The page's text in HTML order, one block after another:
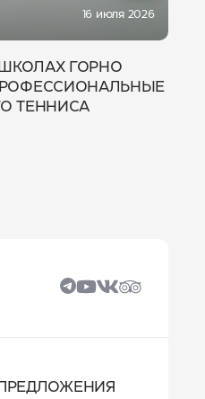
16 июля 2026
ГОРНО
ТЕННИСА